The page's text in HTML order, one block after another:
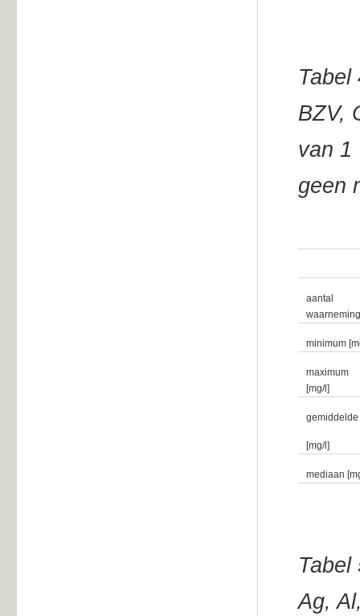
Tabel
BZV,
van 1
geen
aantal
minimum
maximum
[mg/l]
gemiddelde
[mg/l]
mediaan
Tabel
Ag,